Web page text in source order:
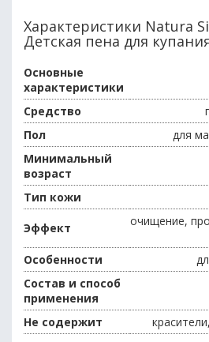
Характеристики Natura
Детская пена для
Основные
характеристики
Средство
Пол
для
Минимальный
возраст
Тип кожи
Эффект
очищение,
Особенности
Состав и способ
применения
Не содержит